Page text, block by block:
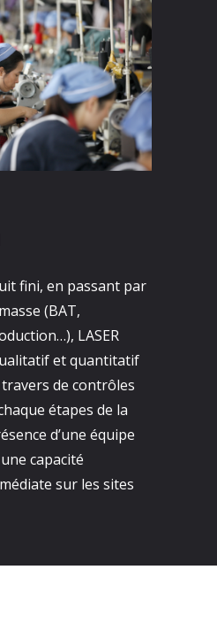
fini, en passant par
(BAT,
LASER
et quantitatif
de contrôles
étapes de la
d’une équipe
capacité
sur les sites